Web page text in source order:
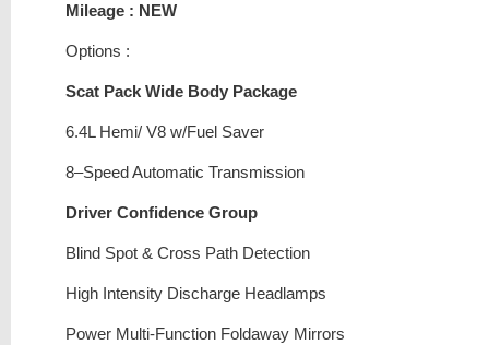
Mileage : NEW
Options :
Scat Pack Wide Body Package
6.4L Hemi/ V8 w/Fuel Saver
8–Speed Automatic Transmission
Driver Confidence Group
Blind Spot & Cross Path Detection
High Intensity Discharge Headlamps
Power Multi-Function Foldaway Mirrors